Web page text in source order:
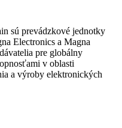
sú prevádzkové jednotky
Electronics a Magna
pre globálny
v oblasti
a výroby elektronických